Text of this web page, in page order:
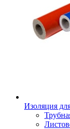
Изоляция